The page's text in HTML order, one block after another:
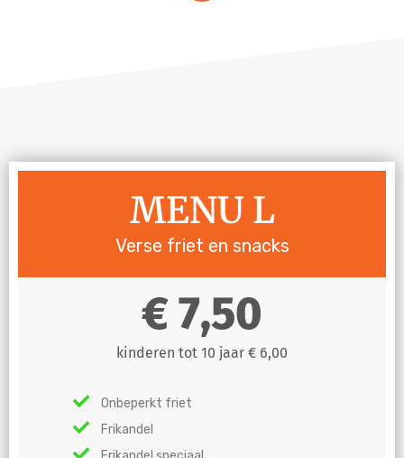
MENU L
Verse friet en snacks
7,50
kinderen tot 10 jaar € 6,00
Onbeperkt friet
Frikandel